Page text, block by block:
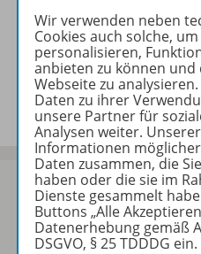
Informationen
Beschreibung
Sofort profitieren
Wir verwenden neben
Cookies auch solche,
personalisieren,
anbieten zu können
Webseite zu
Daten zu ihrer
unsere Partner für
Analysen weiter.
Informationen
Daten zusammen, die
haben oder die sie im
Dienste gesammelt
Buttons „Alle
Datenerhebung gemäß
DSGVO, § 25 TDDDG ein.